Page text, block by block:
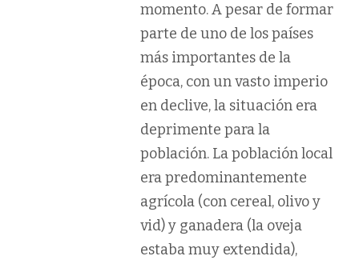
momento. A pesar de formar
parte de uno de los países
más importantes de la
época, con un vasto imperio
en declive, la situación era
deprimente para la
población. La población local
era predominantemente
agrícola (con cereal, olivo y
vid) y ganadera (la oveja
estaba muy extendida),